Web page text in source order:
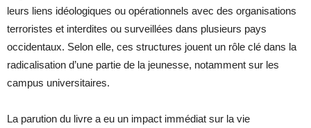
leurs liens idéologiques ou opérationnels avec des organisations
terroristes et interdites ou surveillées dans plusieurs pays
occidentaux. Selon elle, ces structures jouent un rôle clé dans la
radicalisation d’une partie de la jeunesse, notamment sur les
campus universitaires.
La parution du livre a eu un impact immédiat sur la vie